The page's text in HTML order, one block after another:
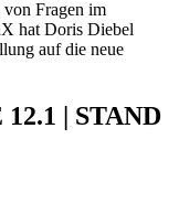
von Fragen im
hat Doris Diebel
auf die neue
| STAND